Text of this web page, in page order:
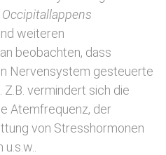
Occipitallappens
weiteren
beobachten, dass
Nervensystem gesteuerte
vermindert sich die
Atemfrequenz, der
von Stresshormonen